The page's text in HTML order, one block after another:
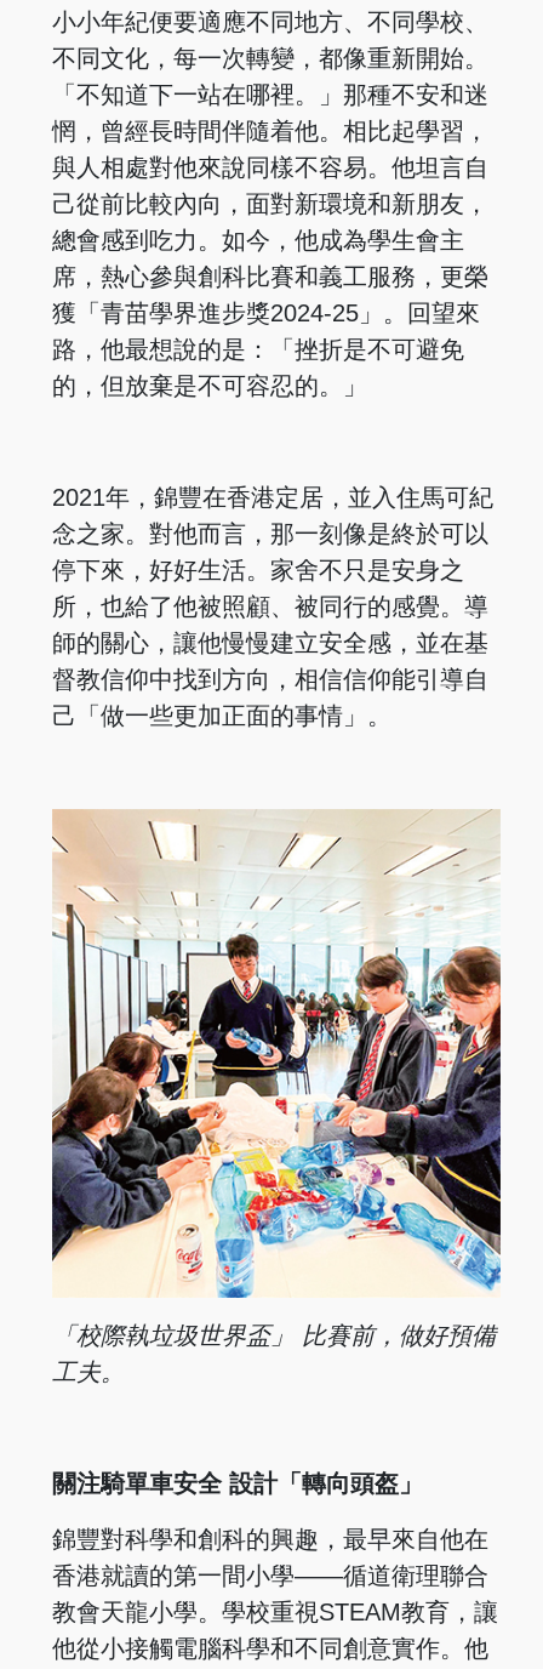
小小年紀便要適應不同地方、不同學校、
不同文化，每一次轉變，都像重新開始。
「不知道下一站在哪裡。」那種不安和迷
惘，曾經長時間伴隨着他。相比起學習，
與人相處對他來說同樣不容易。他坦言自
己從前比較內向，面對新環境和新朋友，
總會感到吃力。如今，他成為學生會主
席，熱心參與創科比賽和義工服務，更榮
獲「青苗學界進步獎2024-25」。回望來
路，他最想說的是：「挫折是不可避免
的，但放棄是不可容忍的。」
2021年，錦豐在香港定居，並入住馬可紀
念之家。對他而言，那一刻像是終於可以
停下來，好好生活。家舍不只是安身之
所，也給了他被照顧、被同行的感覺。導
師的關心，讓他慢慢建立安全感，並在基
督教信仰中找到方向，相信信仰能引導自
己「做一些更加正面的事情」。
「校際執垃圾世界盃」 比賽前，做好預備
工夫。
關注騎單車安全 設計「轉向頭盔」
錦豐對科學和創科的興趣，最早來自他在
香港就讀的第一間小學——循道衛理聯合
教會天龍小學。學校重視STEAM教育，讓
他從小接觸電腦科學和不同創意實作。他